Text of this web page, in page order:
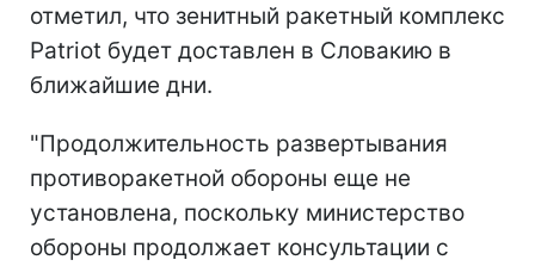
отметил, что зенитный ракетный комплекс
Patriot будет доставлен в Словакию в
ближайшие дни.
"Продолжительность развертывания
противоракетной обороны еще не
установлена, поскольку министерство
обороны продолжает консультации с